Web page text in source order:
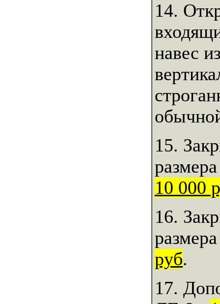
14.
навес
15.
10 000
16.
руб.
17.